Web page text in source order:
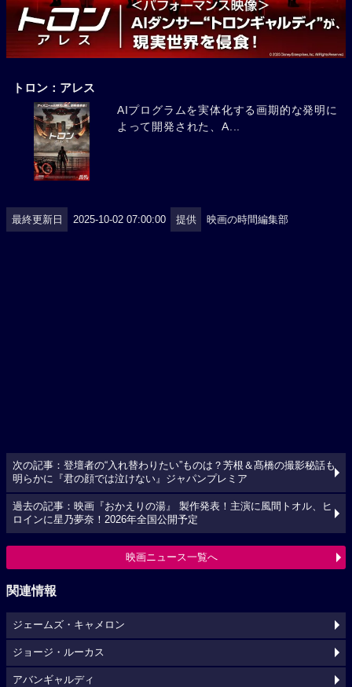
トロン：アレス
AIプログラムを実体化する画期的な発明に
よって開発された、A...
最終更新日 2025-10-02 07:00:00 提供 映画の時間編集部
次の記事：登壇者の“入れ替わりたい”ものは？芳根＆髙橋の撮影秘話も
明らかに『君の顔では泣けない』ジャパンプレミア
過去の記事：映画『おかえりの湯』 製作発表！主演に風間トオル、ヒ
ロインに星乃夢奈！2026年全国公開予定
映画ニュース一覧へ
関連情報
ジェームズ・キャメロン
ジョージ・ルーカス
アバンギャルディ